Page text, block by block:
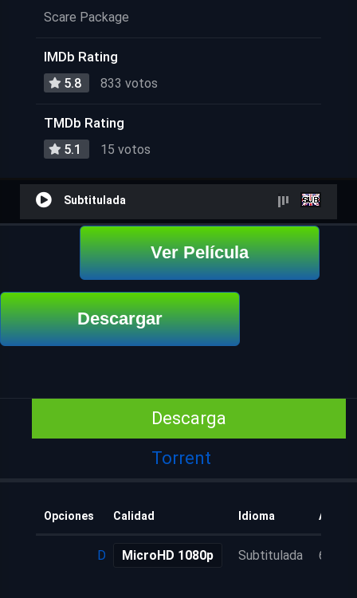
Scare Package
IMDb Rating
5.8 833 votos
TMDb Rating
5.1 15 votos
Subtitulada
Ver Película
Descargar
Descarga
Torrent
Opciones Calidad Idioma
DescargaMicroHD 1080p Subtitulada 6 años